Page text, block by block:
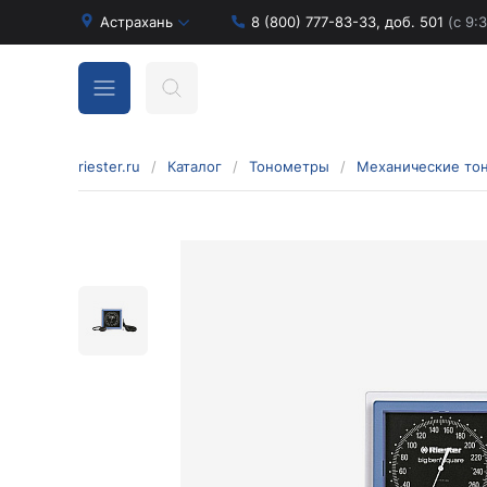
Астрахань 8 (800) 777-83-33, доб. 501 (с
Оголовья для бинокулярных луп
riester.ru / Каталог / Тонометры / Механические